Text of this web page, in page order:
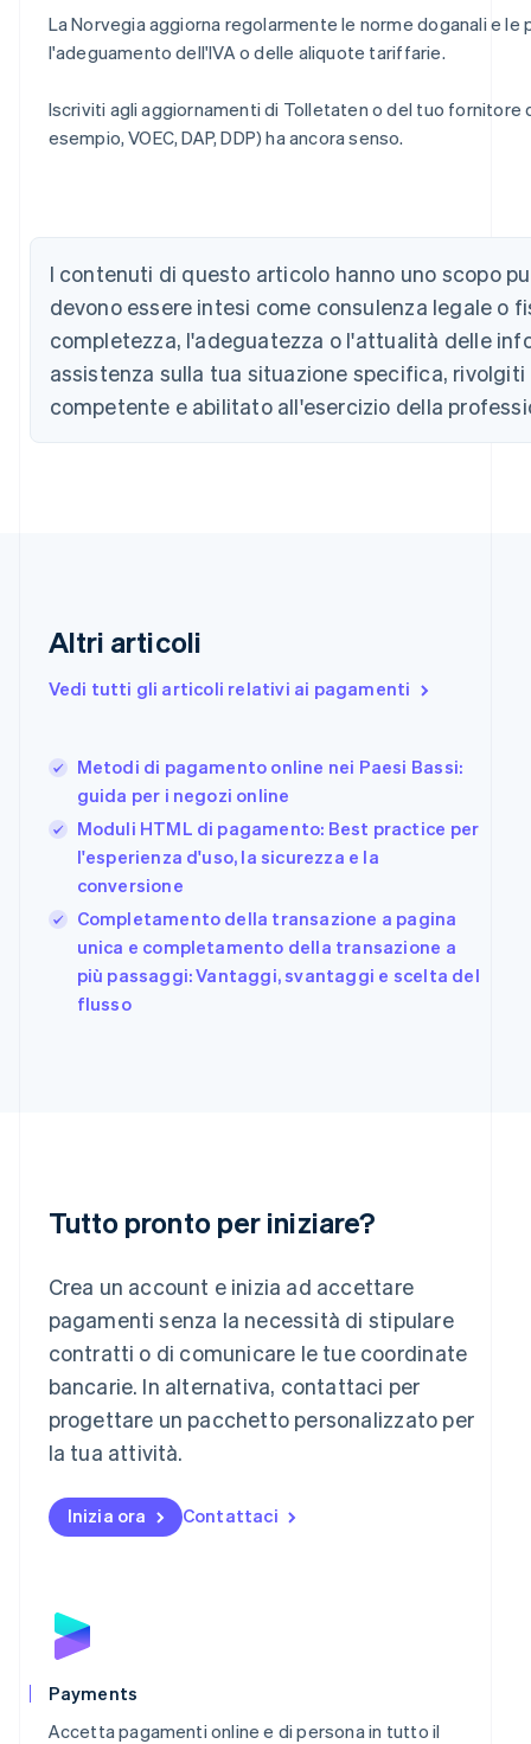
La Norvegia aggiorna regolarmente le norme doganali e
l'adeguamento dell'IVA o delle aliquote tariffarie.
Iscriviti agli aggiornamenti di Tolletaten o del tuo
esempio, VOEC, DAP, DDP) ha ancora senso.
I contenuti di questo articolo hanno uno scopo
devono essere intesi come consulenza legale o
completezza, l'adeguatezza o l'attualità delle
assistenza sulla tua situazione specifica,
competente e abilitato all'esercizio della
Altri articoli
Vedi tutti gli articoli relativi ai pagamenti
Metodi di pagamento online nei Paesi Bassi:
guida per i negozi online
Moduli HTML di pagamento: Best practice per
l'esperienza d'uso, la sicurezza e la
conversione
Completamento della transazione a pagina
unica e completamento della transazione a
più passaggi: Vantaggi, svantaggi e scelta del
flusso
Tutto pronto per iniziare?
Crea un account e inizia ad accettare
pagamenti senza la necessità di stipulare
contratti o di comunicare le tue coordinate
bancarie. In alternativa, contattaci per
progettare un pacchetto personalizzato per
la tua attività.
Inizia ora Contattaci
Payments
Accetta pagamenti online e di persona in tutto il
Australia
English
Brasile
Bulgaria
English
Canada
EnglishFrançais
Cina continentale
Estonia
Finlandia
FrançaisEnglish
Germania
Deutsch English
Giappone
日本語
Gibilterra
English
Grecia
English
India
English
Lituania
Lussemburgo
Malaysia
English简体中文
Malta
Messico
EspañolEnglish
English
Nuova Zelanda
English
Português
English简体中文